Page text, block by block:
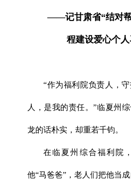
——记甘肃省“结对帮
程建设爱心个
“作为福利院负责人，
人，是我的责任。”临夏州
龙的话朴实，却重若千钧。
在临夏州综合福利院
他“马爸爸”，老人们把他当成